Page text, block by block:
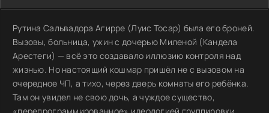
Рутина Сальвадора Агирре (Луис Тосар) была его броней.
Вызовы, больница, ужин с дочерью Миленой (Кандела
Арестеги) — всё это создавало иллюзию контроля над
жизнью. Но настоящий кошмар пришёл не с вызовом на
очередное ЧП, а тихо, через дверь комнаты его ребёнка.
Там он увидел не свою дочь, а чуждое существо,